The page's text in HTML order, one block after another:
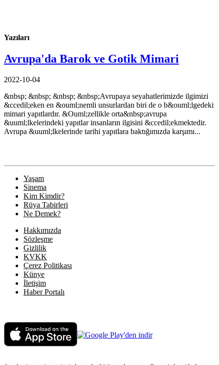
Yazıları
Avrupa'da Barok ve Gotik Mimari
2022-10-04
&nbsp; &nbsp; &nbsp; &nbsp;Avrupaya seyahatlerimizde ilgimizi
&ccedil;eken en &ouml;nemli unsurlardan biri de o b&ouml;lgedeki
mimari yapıtlardır. &Ouml;zellikle orta&nbsp;avrupa
&uuml;lkelerindeki yapıtlar insanların ilgisini &ccedil;ekmektedir.
Avrupa &uuml;lkelerinde tarihi yapıtlara baktığımızda karşımı...
Yaşam
Sinema
Kim Kimdir?
Rüya Tabirleri
Ne Demek?
Hakkımızda
Sözleşme
Gizlilik
KVKK
Çerez Politikası
Künye
İletişim
Haber Portalı